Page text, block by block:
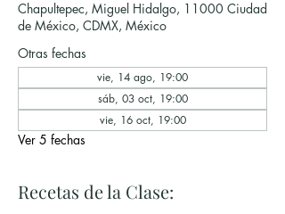
Chapultepec, Miguel Hidalgo, 11000 Ciudad
de México, CDMX, México
Otras fechas
vie, 14 ago, 19:00
sáb, 03 oct, 19:00
vie, 16 oct, 19:00
Ver 5 fechas
Recetas de la Clase: